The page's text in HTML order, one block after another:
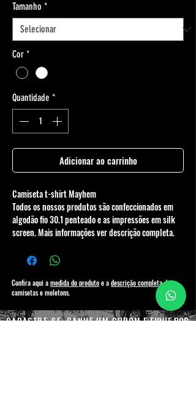
Tamanho *
Cor *
Quantidade *
Adicionar ao carrinho
Camiseta t-shirt Mayhem
Todos os nossos produtos são confeccionados em
algodão fio 30.1 penteado e as impressões em silk
screen. Mais informações ver descrição completa.
Confira aqui amedida do produtoe adescrição completadas
camisetas e moletons.
CADASTRE-SE, GANHE UM CUPOME FIQUE POR